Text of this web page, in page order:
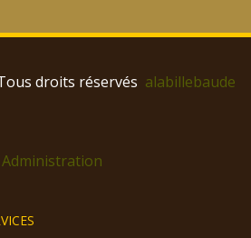
droits réservés alabillebaude
Administration